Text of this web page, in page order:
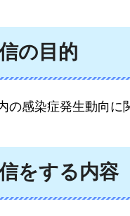
の目的
の感染症発生動向に
をする内容